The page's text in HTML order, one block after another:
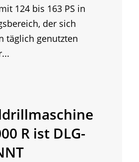
124 bis 163 PS in
der sich
täglich genutzten
R ist DLG-